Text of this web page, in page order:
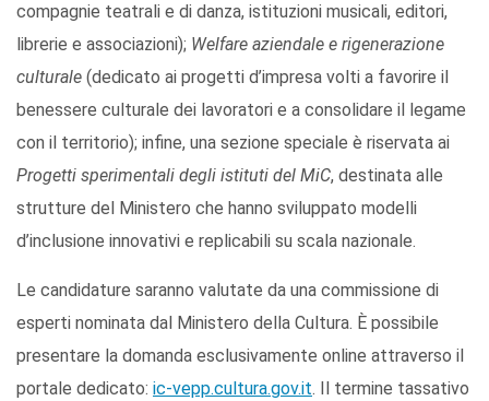
compagnie teatrali e di danza, istituzioni musicali, editori,
librerie e associazioni); Welfare aziendale e rigenerazione
culturale (dedicato ai progetti d’impresa volti a favorire il
benessere culturale dei lavoratori e a consolidare il legame
con il territorio); infine, una sezione speciale è riservata ai
Progetti sperimentali degli istituti del MiC, destinata alle
strutture del Ministero che hanno sviluppato modelli
d’inclusione innovativi e replicabili su scala nazionale.
Le candidature saranno valutate da una commissione di
esperti nominata dal Ministero della Cultura. È possibile
presentare la domanda esclusivamente online attraverso il
portale dedicato: ic-vepp.cultura.gov.it. Il termine tassativo